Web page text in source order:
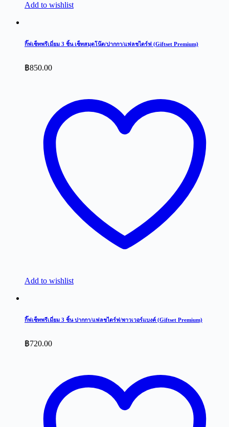
Add to wishlist
กิ๊ฟเซ็ทพรีเมี่ยม 3 ชิ้น เซ็ทสมุดโน๊ต/ปากกา/แฟลชไดร์ฟ (Giftset Premium)
฿850.00
Add to wishlist
กิ๊ฟเซ็ทพรีเมี่ยม 3 ชิ้น ปากกา/แฟลชไดร์ฟ/พาวเวอร์แบงค์ (Giftset Premium)
฿720.00